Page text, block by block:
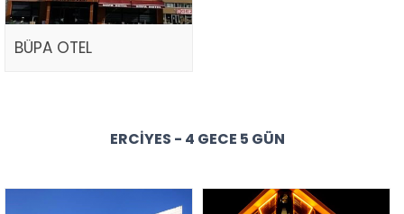
BÜPA OTEL
ERCIYES - 4 GECE 5 GÜN